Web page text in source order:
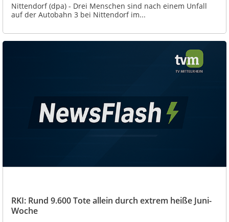
Nittendorf (dpa) - Drei Menschen sind nach einem Unfall
auf der Autobahn 3 bei Nittendorf im...
RKI: Rund 9.600 Tote allein durch extrem heiße Juni-
Woche